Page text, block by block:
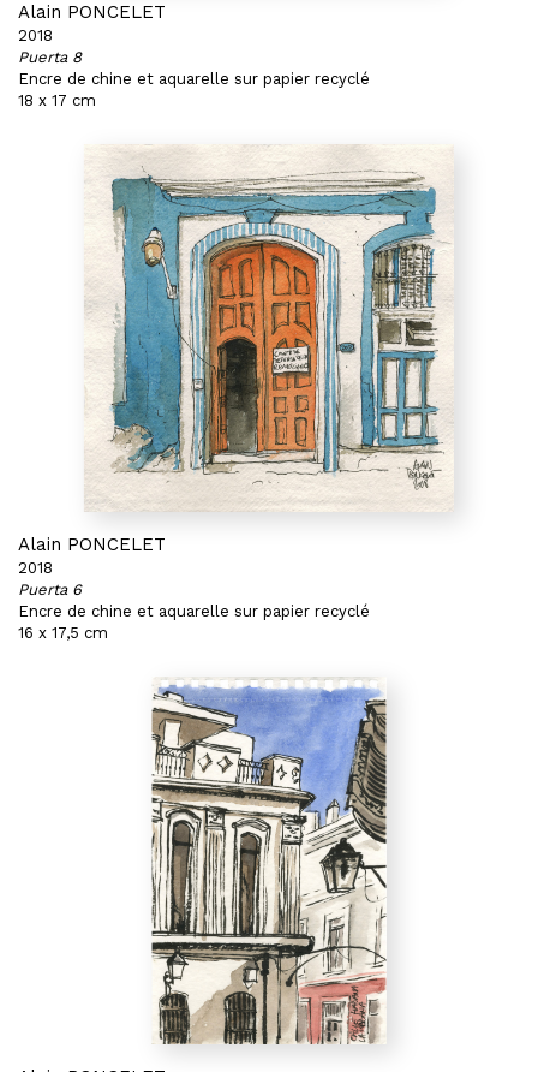
Alain PONCELET
2018
Puerta 8
Encre de chine et aquarelle sur papier recyclé
18 x 17 cm
Alain PONCELET
2018
Puerta 6
Encre de chine et aquarelle sur papier recyclé
16 x 17,5 cm